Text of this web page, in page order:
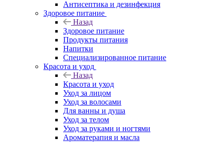
Антисептика и дезинфекция
Здоровое питание
Назад
Здоровое питание
Продукты питания
Напитки
Специализированное питание
Красота и уход
Назад
Красота и уход
Уход за лицом
Уход за волосами
Для ванны и душа
Уход за телом
Уход за руками и ногтями
Ароматерапия и масла